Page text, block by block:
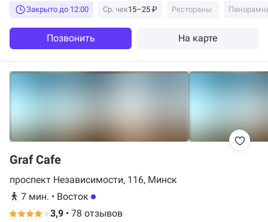
Закрыто до 12:00
Ср. чек15–25 ₽ Рестораны
Позвонить На карте
Graf Cafe
проспект Независимости, 116, Минск
7 мин. • Восток
3,9 • 78 отзывов